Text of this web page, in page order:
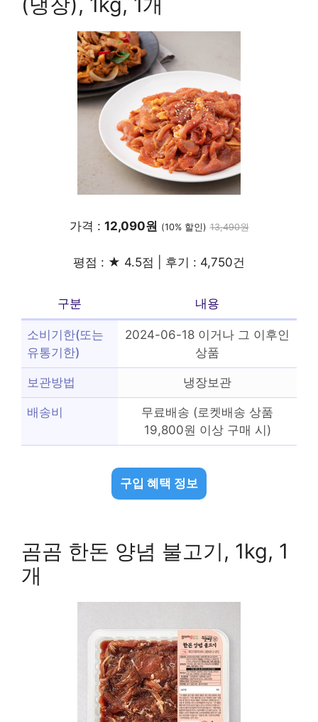
가격 : 12,090원 (10% 할인) 13,490원
평점 : ★ 4.5점 | 후기 : 4,750건
구분 내용
소비기한(또는
유통기한)
2024-06-18 이거나 그 이후인
상품
보관방법 냉장보관
배송비
무료배송 (로켓배송 상품
19,800원 이상 구매 시)
구입 혜택 정보
곰곰 한돈 양념 불고기, 1kg, 1
개